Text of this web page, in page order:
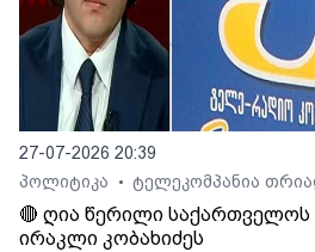
27-07-2026 20:39
პოლიტიკა
• ტელეკომპანია
🔴 ღია წერილი საქართველოს
ირაკლი კობახიძეს